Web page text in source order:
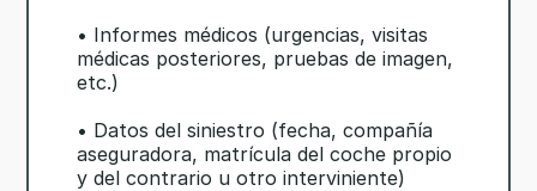
• Informes médicos (urgencias, visitas
médicas posteriores, pruebas de imagen,
etc.)
• Datos del siniestro (fecha, compañía
aseguradora, matrícula del coche propio
y del contrario u otro interviniente)